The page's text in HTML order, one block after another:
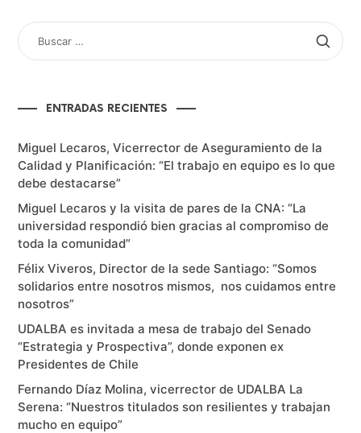
BUSCAR
POR:
ENTRADAS RECIENTES
Miguel Lecaros, Vicerrector de Aseguramiento de la
Calidad y Planificación: “El trabajo en equipo es lo que
debe destacarse”
Miguel Lecaros y la visita de pares de la CNA: “La
universidad respondió bien gracias al compromiso de
toda la comunidad”
Félix Viveros, Director de la sede Santiago: “Somos
solidarios entre nosotros mismos, nos cuidamos entre
nosotros”
UDALBA es invitada a mesa de trabajo del Senado
“Estrategia y Prospectiva”, donde exponen ex
Presidentes de Chile
Fernando Díaz Molina, vicerrector de UDALBA La
Serena: “Nuestros titulados son resilientes y trabajan
mucho en equipo”